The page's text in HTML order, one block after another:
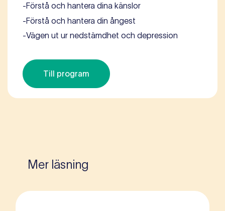
-Förstå och hantera dina känslor
-Förstå och hantera din ångest
-Vägen ut ur nedstämdhet och depression
Till program
Mer läsning